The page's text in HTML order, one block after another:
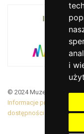
i
© 2024 Muzeum Armii
Informacje prawne
dostępności